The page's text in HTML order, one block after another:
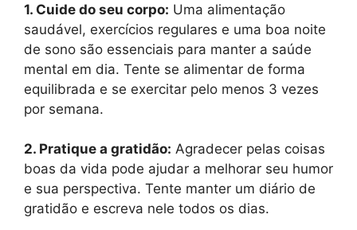
1. Cuide do seu corpo: Uma alimentação
saudável, exercícios regulares e uma boa noite
de sono são essenciais para manter a saúde
mental em dia. Tente se alimentar de forma
equilibrada e se exercitar pelo menos 3 vezes
por semana.
2. Pratique a gratidão: Agradecer pelas coisas
boas da vida pode ajudar a melhorar seu humor
e sua perspectiva. Tente manter um diário de
gratidão e escreva nele todos os dias.